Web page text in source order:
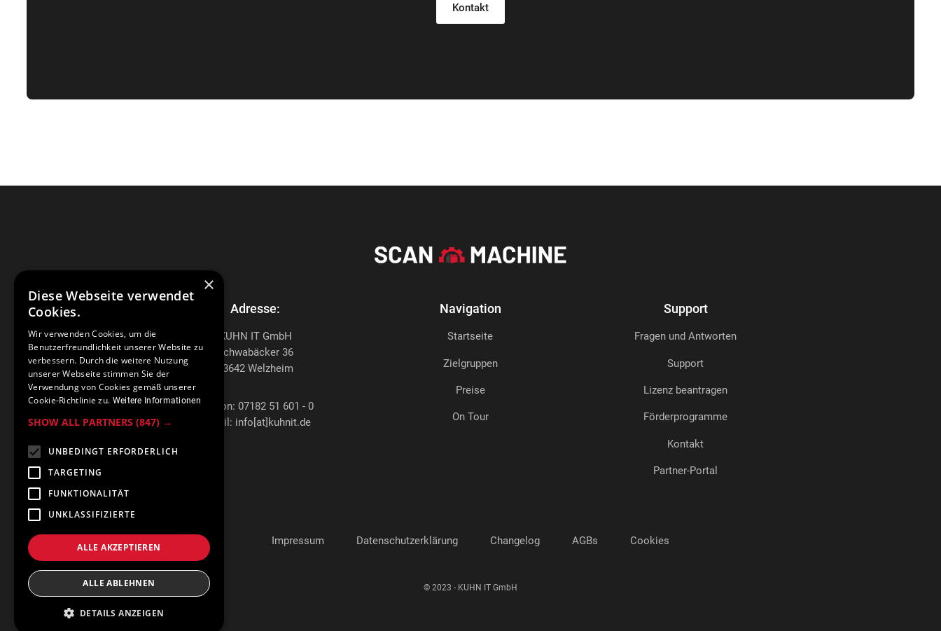
Kontakt
Adresse:
KUHN IT GmbH
Schwabäcker 36
73642 Welzheim
Telefon: 07182 51 601 - 0
E-Mail: info[at]kuhnit.de
Navigation
Startseite
Zielgruppen
Preise
On Tour
Support
Fragen und Antworten
Support
Lizenz beantragen
Förderprogramme
Kontakt
Partner-Portal
Impressum Datenschutzerklärung Changelog AGBs Cookies
© 2023 - KUHN IT GmbH
×
Diese Webseite verwendet
Cookies.
Wir verwenden Cookies, um die
Benutzerfreundlichkeit unserer Website zu
verbessern. Durch die weitere Nutzung
unserer Webseite stimmen Sie der
Verwendung von Cookies gemäß unserer
Cookie-Richtlinie zu. Weitere Informationen
SHOW ALL PARTNERS (847) →
UNBEDINGT ERFORDERLICH
TARGETING
FUNKTIONALITÄT
UNKLASSIFIZIERTE
ALLE AKZEPTIEREN
ALLE ABLEHNEN
DETAILS ANZEIGEN